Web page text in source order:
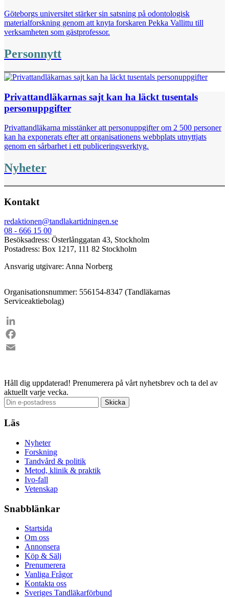
Göteborgs universitet stärker sin satsning på odontologisk
materialforskning genom att knyta forskaren Pekka Vallittu till
verksamheten som gästprofessor.
Personnytt
Privattandläkarnas sajt kan ha läckt tusentals
personuppgifter
Privattandläkarna misstänker att personuppgifter om 2 500 personer
kan ha exponerats efter att organisationens webbplats utnyttjats
genom en sårbarhet i ett publiceringsverktyg.
Nyheter
Kontakt
redaktionen@tandlakartidningen.se
08 - 666 15 00
Besöksadress: Österlånggatan 43, Stockholm
Postadress: Box 1217, 111 82 Stockholm
Ansvarig utgivare: Anna Norberg
Organisationsnummer: 556154-8347 (Tandläkarnas
Serviceaktiebolag)
LinkedIn
Facebook
Håll dig uppdaterad! Prenumerera på vårt nyhetsbrev och ta del av
aktuellt varje vecka.
Läs
Nyheter
Forskning
Tandvård & politik
Metod, klinik & praktik
Ivo-fall
Vetenskap
Snabblänkar
Startsida
Om oss
Annonsera
Köp & Sälj
Prenumerera
Vanliga Frågor
Kontakta oss
Sveriges Tandläkarförbund